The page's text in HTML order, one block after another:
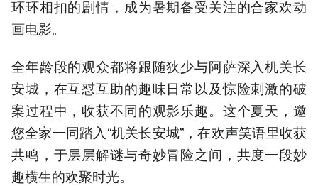
环环相扣的剧情，成为暑期备受关注的合家欢动
画电影。
全年龄段的观众都将跟随狄少与阿萨深入机关长
安城，在互怼互助的趣味日常以及惊险刺激的破
案过程中，收获不同的观影乐趣。这个夏天，邀
您全家一同踏入“机关长安城”，在欢声笑语里收获
共鸣，于层层解谜与奇妙冒险之间，共度一段妙
趣横生的欢聚时光。